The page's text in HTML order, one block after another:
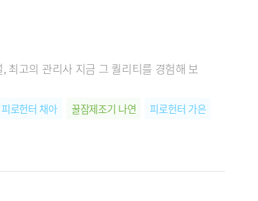
최고의 관리사 지금 그 퀄리티를 경험해 보
피로헌터 채아 꿀잠제조기 나연
피로헌터 가은